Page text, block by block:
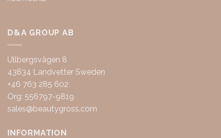
D&A GROUP AB
Ullbergsvägen 8
43834 Landvetter Sweden
+46 763 285 602
Org: 556797-9819
sales@beautygross.com
INFORMATION